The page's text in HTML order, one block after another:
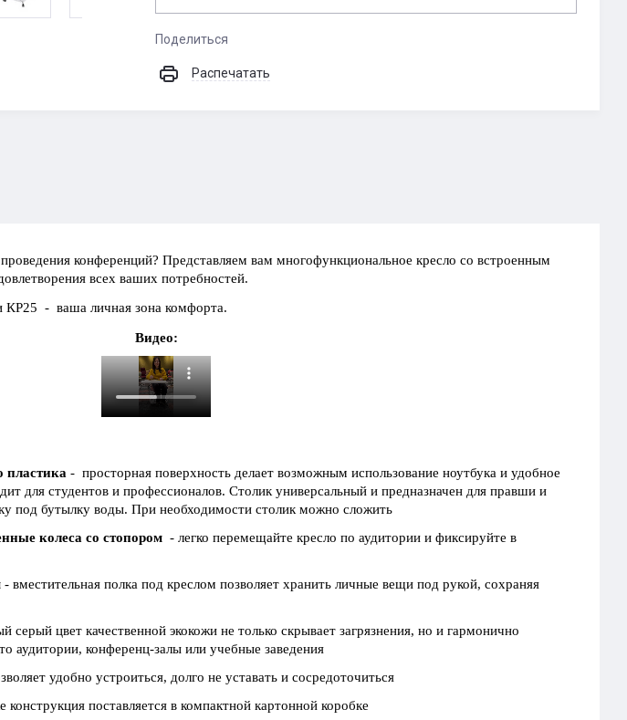
Поделиться
Распечатать
конференций? Представляем вам многофункциональное кресло со встроенным
всех ваших потребностей.
КР25 - ваша личная зона комфорта.
Видео:
пластика - просторная поверхность делает возможным использование ноутбука и удобное
для студентов и профессионалов. Столик универсальный и предназначен для правши и
под бутылку воды. При необходимости столик можно сложить
колеса со стопором - легко перемещайте кресло по аудитории и фиксируйте в
- вместительная полка под креслом позволяет хранить личные вещи под рукой, сохраняя
серый цвет качественной экокожи не только скрывает загрязнения, но и гармонично
аудитории, конференц-залы или учебные заведения
удобно устроиться, долго не уставать и сосредоточиться
конструкция поставляется в компактной картонной коробке